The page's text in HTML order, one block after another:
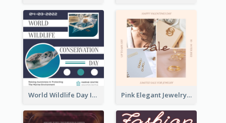
World Wildlife Day Instagram Post Pink Elegant Jewelry Sale Valentines Day Instagram Post